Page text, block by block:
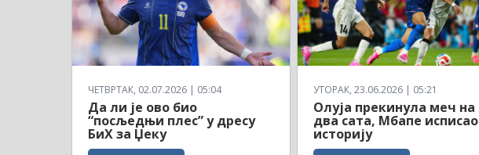
ЧЕТВРТАК, 02.07.2026 | 05:04
Да ли је ово био
“посљедњи плес” у дресу
БиХ за Џеку
УТОРАК, 23.06.2026 | 05:21
Олуја прекинула меч на
два сата, Мбапе исписао
историју